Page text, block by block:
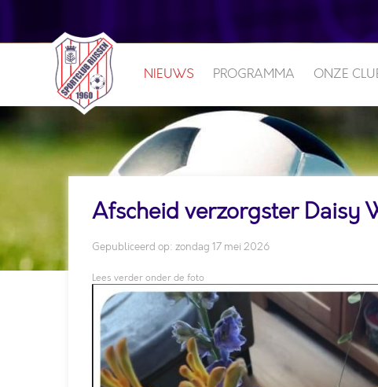
NIEUWS PROGRAMMA ONZE
Afscheid verzorgster Daisy
Gepubliceerd op: zondag 17 mei 2026
Lees verder onder de foto